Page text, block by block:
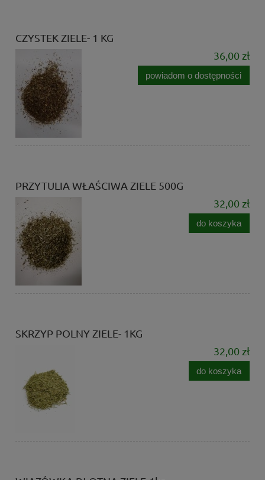
CZYSTEK ZIELE- 1 KG
36,00 zł
powiadom o dostępności
PRZYTULIA WŁAŚCIWA ZIELE 500G
32,00 zł
do koszyka
SKRZYP POLNY ZIELE- 1KG
32,00 zł
do koszyka